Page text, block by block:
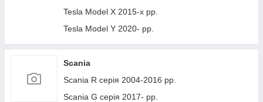
Tesla Model X 2015-х рр.
Tesla Model Y 2020- рр.
Scania
Scania R серія 2004-2016 рр.
Scania G серія 2017- рр.